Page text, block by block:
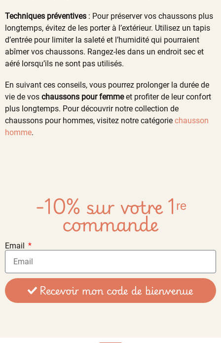
Techniques préventives : Pour préserver vos chaussons plus
longtemps, évitez de les porter à l’extérieur. Utilisez un tapis
d’entrée pour limiter la saleté et l’humidité qui pourraient
abîmer vos chaussons. Rangez-les dans un endroit sec et
aéré lorsqu’ils ne sont pas utilisés.
En suivant ces conseils, vous pourrez prolonger la durée de
vie de vos chaussons pour femmeet profiter de leur confort
plus longtemps. Pour découvrir notre collection de
chaussons pour hommes, visitez notre catégorie chausson
homme.
-10% sur votre 1ʳᵉ
commande
Email
Recevoir mon code de bienvenue